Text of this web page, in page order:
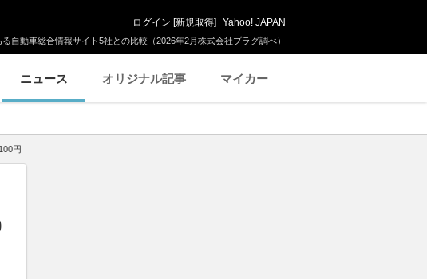
自動車総合情報サイト5社との比較（2026年2月株式会社プラグ調べ）
ログイン [新規取得] Yahoo! JAPAN
ニュース オリジナル記事 マイカー
円